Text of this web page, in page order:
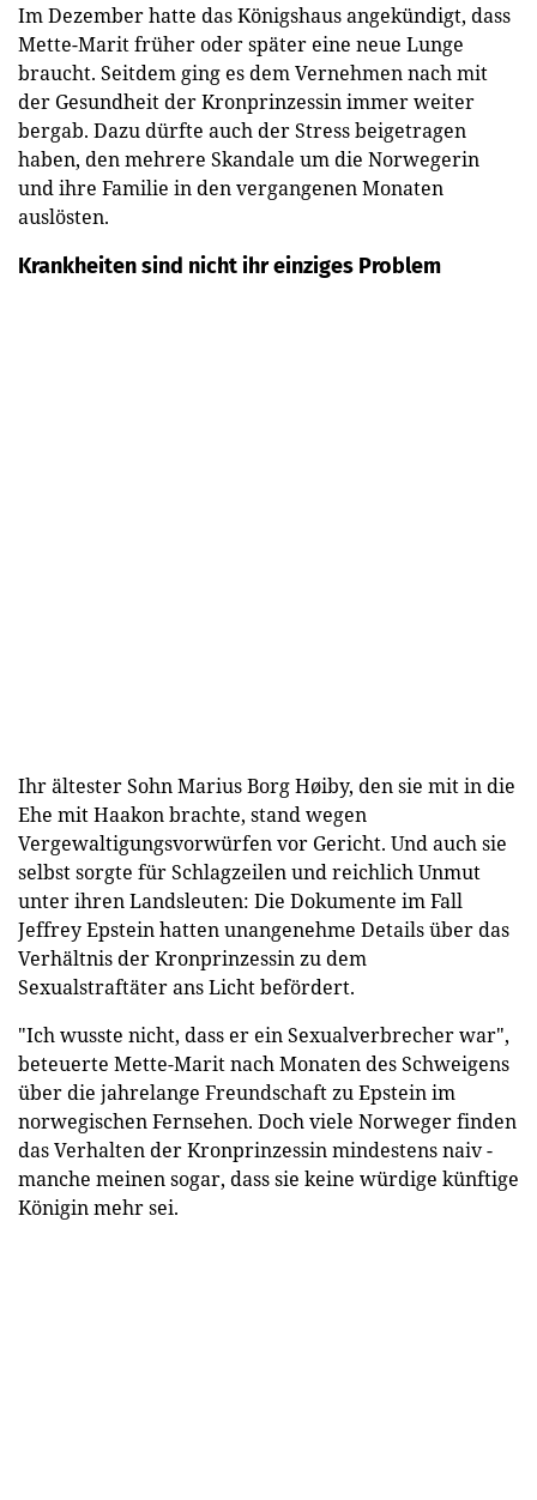
Im Dezember hatte das Königshaus angekündigt, dass
Mette-Marit früher oder später eine neue Lunge
braucht. Seitdem ging es dem Vernehmen nach mit
der Gesundheit der Kronprinzessin immer weiter
bergab. Dazu dürfte auch der Stress beigetragen
haben, den mehrere Skandale um die Norwegerin
und ihre Familie in den vergangenen Monaten
auslösten.
Krankheiten sind nicht ihr einziges Problem
Ihr ältester Sohn Marius Borg Høiby, den sie mit in die
Ehe mit Haakon brachte, stand wegen
Vergewaltigungsvorwürfen vor Gericht. Und auch sie
selbst sorgte für Schlagzeilen und reichlich Unmut
unter ihren Landsleuten: Die Dokumente im Fall
Jeffrey Epstein hatten unangenehme Details über das
Verhältnis der Kronprinzessin zu dem
Sexualstraftäter ans Licht befördert.
"Ich wusste nicht, dass er ein Sexualverbrecher war",
beteuerte Mette-Marit nach Monaten des Schweigens
über die jahrelange Freundschaft zu Epstein im
norwegischen Fernsehen. Doch viele Norweger finden
das Verhalten der Kronprinzessin mindestens naiv -
manche meinen sogar, dass sie keine würdige künftige
Königin mehr sei.